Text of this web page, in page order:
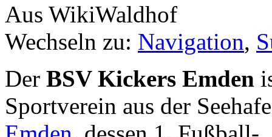
Aus WikiWaldhof
Wechseln zu: Navigation,
Der BSV Kickers Emden
Sportverein aus der